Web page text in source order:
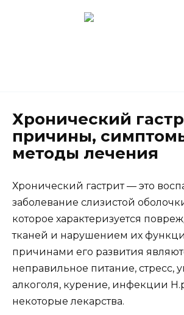
Хронический
причины,
методы лечения
Хронический гастрит — это
заболевание слизистой
которое характеризуется
тканей и нарушением их
причинами его развития
неправильное питание, стресс,
алкоголя, курение, инфекции
некоторые лекарства.